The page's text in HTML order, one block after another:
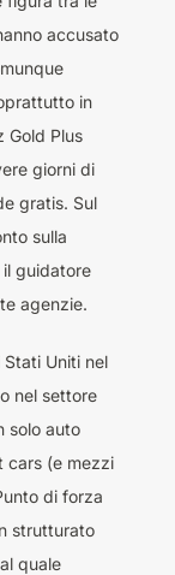
accusato
in
Gold Plus
giorni di
gratis. Sul
sulla
guidatore
agenzie.
Uniti nel
nel settore
solo auto
cars (e mezzi
di forza
strutturato
quale